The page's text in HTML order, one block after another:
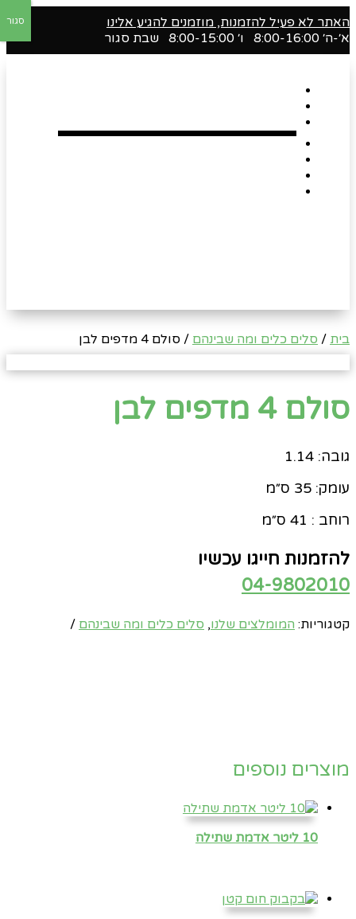
האתר לא פעיל להזמנות, מוזמנים להגיע אלינו
א׳-ה׳ 8:00-16:00 ו׳ 8:00-15:00 שבת סגור
בית / סלים כלים ומה שבינהם / סולם 4 מדפים לבן
סולם 4 מדפים לבן
גובה: 1.14
עומק: 35 ס״מ
רוחב : 41 ס״מ
להזמנות חייגו עכשיו
04-9802010
קטגוריות: המומלצים שלנו, סלים כלים ומה שבינהם
מוצרים נוספים
10 ליטר אדמת שתילה
סגור